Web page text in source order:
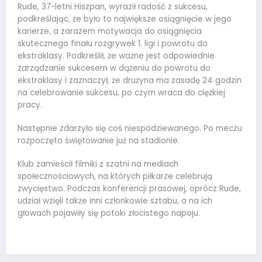
Rude, 37-letni Hiszpan, wyraził radość z sukcesu,
podkreślając, że było to największe osiągnięcie w jego
karierze, a zarazem motywacja do osiągnięcia
skutecznego finału rozgrywek 1. ligi i powrotu do
ekstraklasy. Podkreślił, że ważne jest odpowiednie
zarządzanie sukcesem w dążeniu do powrotu do
ekstraklasy i zaznaczył, że drużyna ma zasadę 24 godzin
na celebrowanie sukcesu, po czym wraca do ciężkiej
pracy.
Następnie zdarzyło się coś niespodziewanego. Po meczu
rozpoczęto świętowanie już na stadionie.
Klub zamieścił filmiki z szatni na mediach
społecznościowych, na których piłkarze celebrują
zwycięstwo. Podczas konferencji prasowej, oprócz Rude,
udział wzięli także inni członkowie sztabu, a na ich
głowach pojawiły się potoki złocistego napoju.